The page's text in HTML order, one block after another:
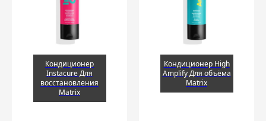
Кондиционер
Instacure Для
восстановления
Matrix
Кондиционер High
Amplify Для объёма
Matrix